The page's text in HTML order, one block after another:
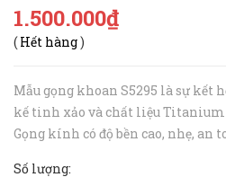
1.500.000₫
( Hết hàng)
Mẫu gọng khoan S5295 là sự kết
kế tinh xảo và chất liệu Titanium
Gọng kính có độ bền cao, nhẹ, an
mái cho người đeo. Mỗ...
Số lượng: